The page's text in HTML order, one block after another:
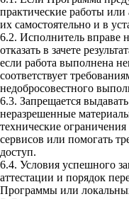
практические работы
их самостоятельно и в
6.2. Исполнитель вправе
отказать в зачете
если работа выполнена
соответствует
недобросовестного
6.3. Запрещается
неразрешенные
технические
сервисов или помогать
доступ.
6.4. Условия успешного
аттестации и порядок
Программы или